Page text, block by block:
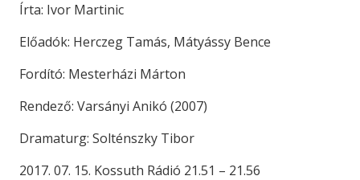
Írta: Ivor Martinic
Előadók: Herczeg Tamás, Mátyássy Bence
Fordító: Mesterházi Márton
Rendező: Varsányi Anikó (2007)
Dramaturg: Solténszky Tibor
2017. 07. 15. Kossuth Rádió 21.51 – 21.56